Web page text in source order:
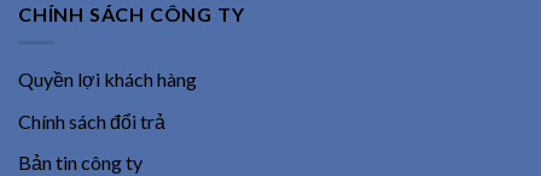
CHÍNH SÁCH CÔNG TY
Quyền lợi khách hàng
Chính sách đổi trả
Bản tin công ty